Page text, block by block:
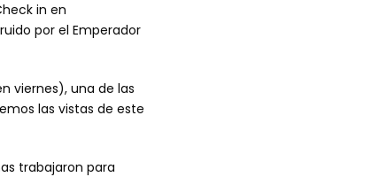
in en
por el Emperador
viernes), una de las
las vistas de este
trabajaron para